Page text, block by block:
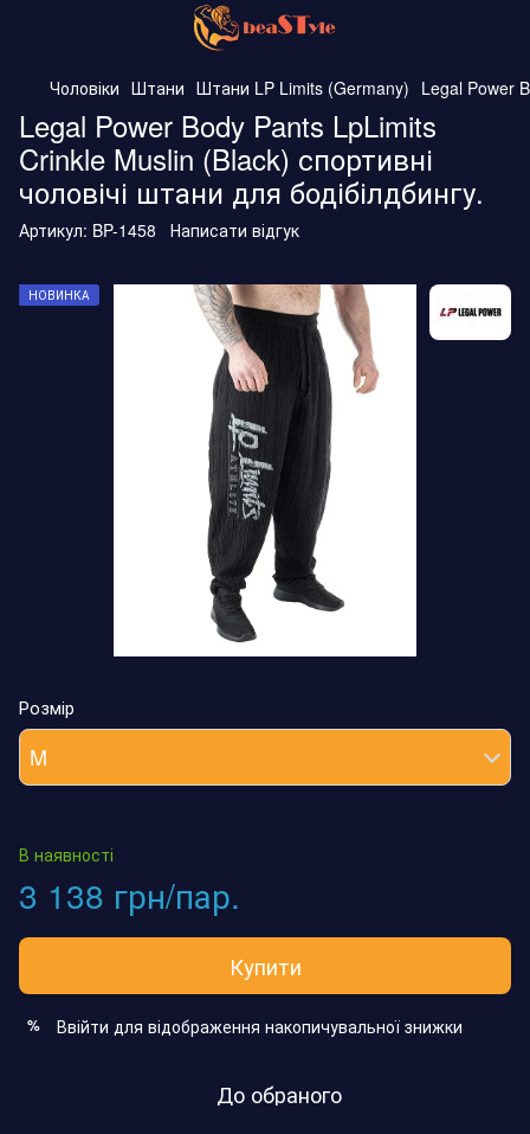
Чоловіки Штани Штани LP Limits (Germany) Legal Power
Legal Power Body Pants LpLimits
Crinkle Muslin (Black) спортивні
чоловічі штани для бодібілдбингу.
Артикул: BP-1458 Написати відгук
НОВИНКА
Розмір
M
В наявності
3 138 грн/пар.
Купити
% Ввійти для відображення накопичувальної знижки
До обраного